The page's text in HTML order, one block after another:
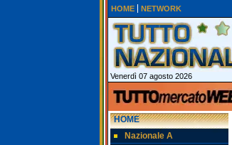
HOME NETWORK
Venerdì 07 agosto 2026
HOME
Nazionale A